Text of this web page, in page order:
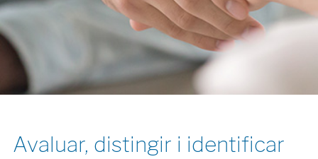
Avaluar, distingir i identificar